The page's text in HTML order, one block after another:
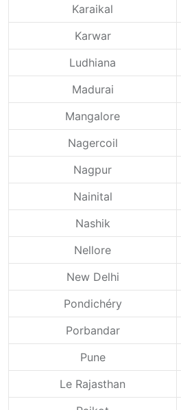
Karaikal
Karwar
Ludhiana
Madurai
Mangalore
Nagercoil
Nagpur
Nainital
Nashik
Nellore
New Delhi
Pondichéry
Porbandar
Pune
Le Rajasthan